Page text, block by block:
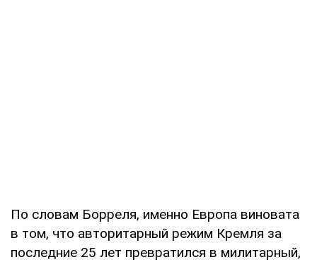
По словам Борреля, именно Европа виновата
в том, что авторитарный режим Кремля за
последние 25 лет превратился в милитарный,